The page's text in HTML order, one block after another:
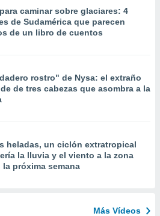
caminar sobre glaciares: 4
de Sudamérica que parecen
de un libro de cuentos
rostro" de Nysa: el extraño
de tres cabezas que asombra a la
heladas, un ciclón extratropical
la lluvia y el viento a la zona
la próxima semana
Más Vídeos